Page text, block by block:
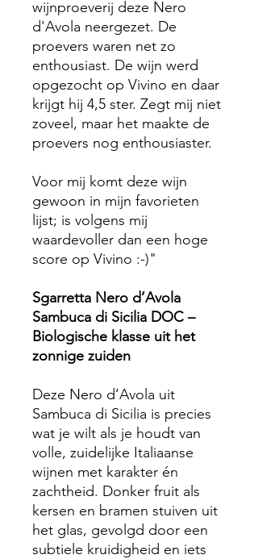
wijnproeverij deze Nero
d'Avola neergezet. De
proevers waren net zo
enthousiast. De wijn werd
opgezocht op Vivino en daar
krijgt hij 4,5 ster. Zegt mij niet
zoveel, maar het maakte de
proevers nog enthousiaster.
Voor mij komt deze wijn
gewoon in mijn favorieten
lijst; is volgens mij
waardevoller dan een hoge
score op Vivino :-)"
Sgarretta Nero d’Avola
Sambuca di Sicilia DOC –
Biologische klasse uit het
zonnige zuiden
Deze Nero d’Avola uit
Sambuca di Sicilia is precies
wat je wilt als je houdt van
volle, zuidelijke Italiaanse
wijnen met karakter én
zachtheid. Donker fruit als
kersen en bramen stuiven uit
het glas, gevolgd door een
subtiele kruidigheid en iets